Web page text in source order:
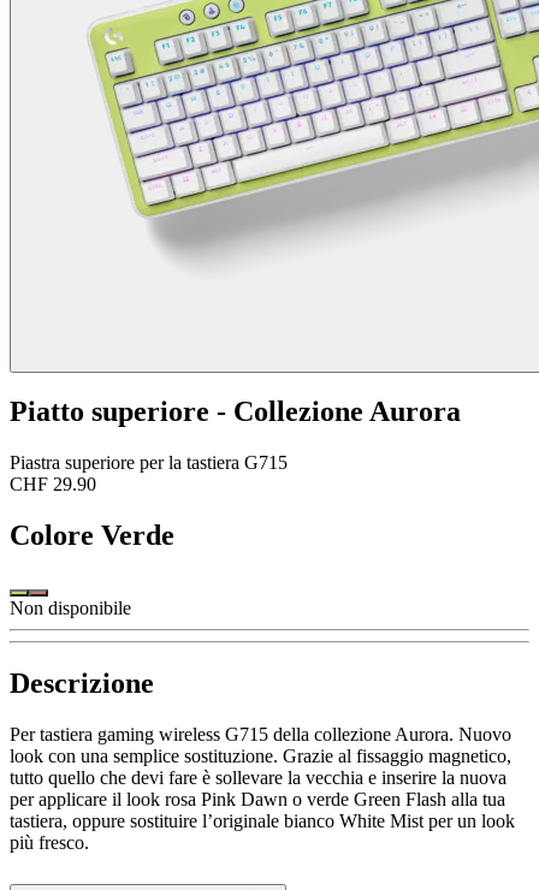
Piatto superiore - Collezione Aurora
Piastra superiore per la tastiera G715
CHF 29.90
Colore Verde
Non disponibile
Descrizione
Per tastiera gaming wireless G715 della collezione Aurora. Nuovo
look con una semplice sostituzione. Grazie al fissaggio magnetico,
tutto quello che devi fare è sollevare la vecchia e inserire la nuova
per applicare il look rosa Pink Dawn o verde Green Flash alla tua
tastiera, oppure sostituire l’originale bianco White Mist per un look
più fresco.